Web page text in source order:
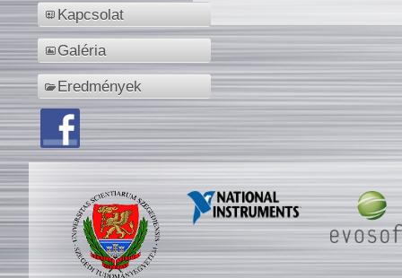
Kapcsolat
Galéria
Eredmények